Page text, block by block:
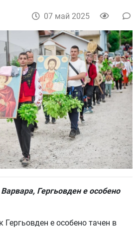
07 май 2025
Гергьовден е особено
Гергьовден е особено тачен в